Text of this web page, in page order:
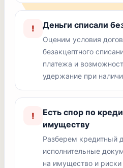
! Деньги списали
Оценим условия
безакцептного
платежа и
удержание при
!
Есть спор по
имуществу
Разберем кредитный
исполнительные
на имущество и